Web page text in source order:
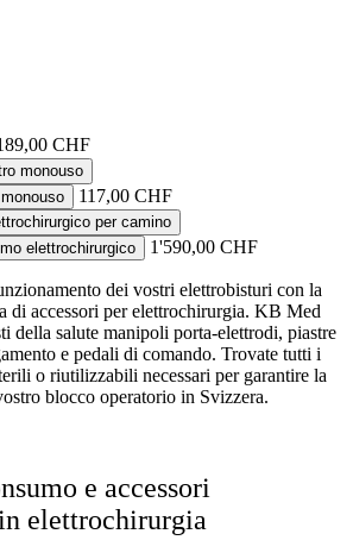
CHF
117,00 CHF
elettrochirurgico 1'590,00 CHF
dei vostri elettrobisturi con la
di accessori per elettrochirurgia. KB Med
della salute manipoli porta-elettrodi, piastre
e pedali di comando. Trovate tutti i
o riutilizzabili necessari per garantire la
blocco operatorio in Svizzera.
e accessori
elettrochirurgia